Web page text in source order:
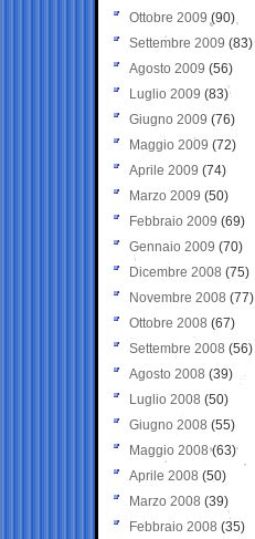
Ottobre 2009 (90)
Settembre 2009 (83)
Agosto 2009 (56)
Luglio 2009 (83)
Giugno 2009 (76)
Maggio 2009 (72)
Aprile 2009 (74)
Marzo 2009 (50)
Febbraio 2009 (69)
Gennaio 2009 (70)
Dicembre 2008 (75)
Novembre 2008 (77)
Ottobre 2008 (67)
Settembre 2008 (56)
Agosto 2008 (39)
Luglio 2008 (50)
Giugno 2008 (55)
Maggio 2008(63)
Aprile 2008 (50)
Marzo 2008 (39)
Febbraio 2008 (35)